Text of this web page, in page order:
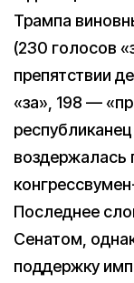
Трампа
(230 голосов
препятствии
«за», 198 —
воздержалась
Последнее
Сенатом,
поддержку